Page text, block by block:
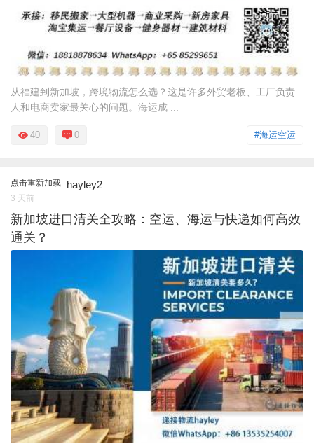
从福建到新加坡，跨境物流怎么选？这是许多外贸老板、工厂负责
人和电商卖家最关心的问题。海运成 ...
#海运空运
40 0
点击重新加载 hayley2
3 天前
新加坡进口清关全攻略：空运、海运与快递如何高效
通关？